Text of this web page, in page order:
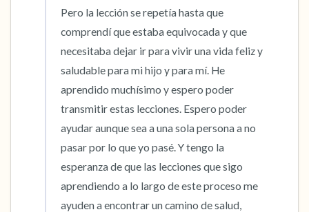
Pero la lección se repetía hasta que
comprendí que estaba equivocada y que
necesitaba dejar ir para vivir una vida feliz y
saludable para mi hijo y para mí. He
aprendido muchísimo y espero poder
transmitir estas lecciones. Espero poder
ayudar aunque sea a una sola persona a no
pasar por lo que yo pasé. Y tengo la
esperanza de que las lecciones que sigo
aprendiendo a lo largo de este proceso me
ayuden a encontrar un camino de salud,